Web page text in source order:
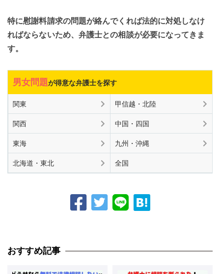
特に慰謝料請求の問題が絡んでくれば法的に対処しなけ
ればならないため、弁護士との相談が必要になってきま
す。
男女問題が得意な弁護士を探す
関東 甲信越・北陸
関西 中国・四国
東海 九州・沖縄
北海道・東北 全国
おすすめ記事